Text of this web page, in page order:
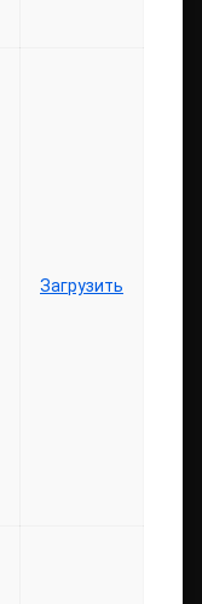
Загрузить